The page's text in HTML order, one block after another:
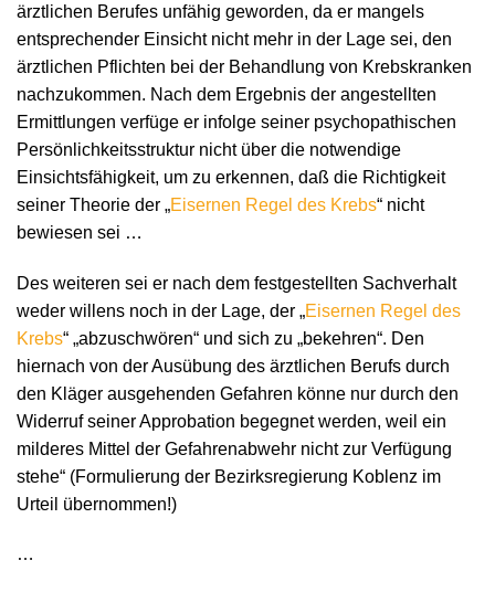
ärztlichen Berufes unfähig geworden, da er mangels
entsprechender Einsicht nicht mehr in der Lage sei, den
ärztlichen Pflichten bei der Behandlung von Krebskranken
nachzukommen. Nach dem Ergebnis der angestellten
Ermittlungen verfüge er infolge seiner psychopathischen
Persönlichkeitsstruktur nicht über die notwendige
Einsichtsfähigkeit, um zu erkennen, daß die Richtigkeit
seiner Theorie der „Eisernen Regel des Krebs“ nicht
bewiesen sei …
Des weiteren sei er nach dem festgestellten Sachverhalt
weder willens noch in der Lage, der „Eisernen Regel des
Krebs“ „abzuschwören“ und sich zu „bekehren“. Den
hiernach von der Ausübung des ärztlichen Berufs durch
den Kläger ausgehenden Gefahren könne nur durch den
Widerruf seiner Approbation begegnet werden, weil ein
milderes Mittel der Gefahrenabwehr nicht zur Verfügung
stehe“ (Formulierung der Bezirksregierung Koblenz im
Urteil übernommen!)
…